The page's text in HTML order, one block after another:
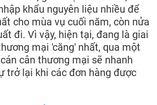
khẩu nguyên liệu nhiều để
cho mùa vụ cuối năm, còn nửa
đi. Vì vậy, hiện tại, đang là giai
mại 'căng' nhất, qua một
cân thương mại sẽ nhanh
trở lại khi các đơn hàng được